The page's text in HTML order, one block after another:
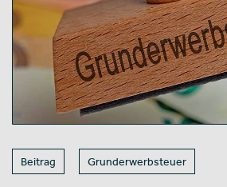
Beitrag Grunderwerbsteuer